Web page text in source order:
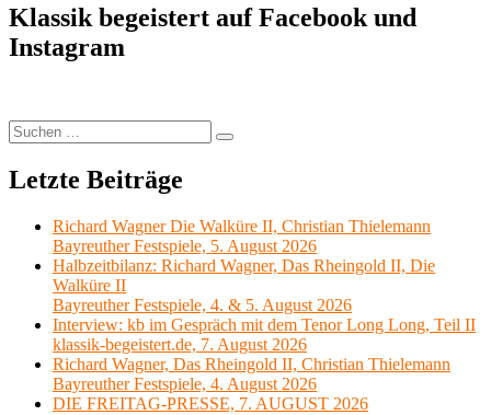
Klassik begeistert auf Facebook und
Instagram
Suchen
nach:
Suchen
Letzte Beiträge
Richard Wagner Die Walküre II, Christian Thielemann
Bayreuther Festspiele, 5. August 2026
Halbzeitbilanz: Richard Wagner, Das Rheingold II, Die
Walküre II
Bayreuther Festspiele, 4. & 5. August 2026
Interview: kb im Gespräch mit dem Tenor Long Long, Teil II
klassik-begeistert.de, 7. August 2026
Richard Wagner, Das Rheingold II, Christian Thielemann
Bayreuther Festspiele, 4. August 2026
DIE FREITAG-PRESSE, 7. AUGUST 2026